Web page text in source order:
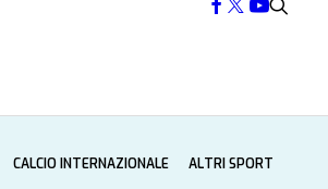
CALCIO INTERNAZIONALE
ALTRI SPORT